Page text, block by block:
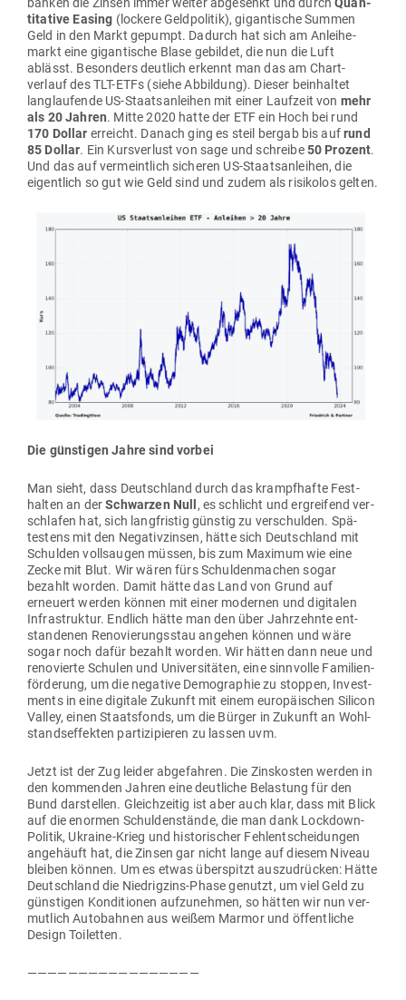
banken die Zinsen immer weiter abge­senkt und durchQuan­
ti­tative Easing (lockere Geld­po­litik), gigan­tische Summen
Geld in den Markt gepumpt. Dadurch hat sich am Anlei­he­
markt eine gigan­tische Blase gebildet, die nun die Luft
ablässt. Besonders deutlich erkennt man das am Chart­
verlauf des TLT-ETFs (siehe Abbildung). Dieser beinhaltet
lang­lau­fende US-Staats­an­leihen mit einer Laufzeit von mehr
als 20 Jahren. Mitte 2020 hatte der ETF ein Hoch bei rund
170 Dollar erreicht. Danach ging es steil bergab bis aufrund
85 Dollar. Ein Kurs­verlust von sage und schreibe50 Prozent.
Und das auf ver­meintlich sicheren US-Staats­an­leihen, die
eigentlich so gut wie Geld sind und zudem als risi­kolos gelten.
Die güns­tigen Jahre sind vorbei
Man sieht, dass Deutschland durch das krampf­hafte Fest­
halten an derSchwarzen Null, es schlicht und ergreifend ver­
schlafen hat, sich lang­fristig günstig zu ver­schulden. Spä­
testens mit den Nega­tiv­zinsen, hätte sich Deutschland mit
Schulden voll­saugen müssen, bis zum Maximum wie eine
Zecke mit Blut. Wir wären fürs Schul­den­machen sogar
bezahlt worden. Damit hätte das Land von Grund auf
erneuert werden können mit einer modernen und digi­talen
Infra­struktur. Endlich hätte man den über Jahr­zehnte ent­
stan­denen Reno­vie­rungsstau angehen können und wäre
sogar noch dafür bezahlt worden. Wir hätten dann neue und
reno­vierte Schulen und Uni­ver­si­täten, eine sinn­volle Fami­li­en­
för­derung, um die negative Demo­graphie zu stoppen, Invest­
ments in eine digitale Zukunft mit einem euro­päi­schen Silicon
Valley, einen Staats­fonds, um die Bürger in Zukunft an Wohl­
stands­ef­fekten par­ti­zi­pieren zu lassen uvm.
Jetzt ist der Zug leider abge­fahren. Die Zins­kosten werden in
den kom­menden Jahren eine deut­liche Belastung für den
Bund dar­stellen. Gleich­zeitig ist aber auch klar, dass mit Blick
auf die enormen Schul­den­stände, die man dank Lockdown-
Politik, Ukraine-Krieg und his­to­ri­scher Fehl­ent­schei­dungen
ange­häuft hat, die Zinsen gar nicht lange auf diesem Niveau
bleiben können. Um es etwas über­spitzt aus­zu­drücken: Hätte
Deutschland die Nied­rigzins-Phase genutzt, um viel Geld zu
güns­tigen Kon­di­tionen auf­zu­nehmen, so hätten wir nun ver­
mutlich Auto­bahnen aus weißem Marmor und öffent­liche
Design Toi­letten.
—————————————————